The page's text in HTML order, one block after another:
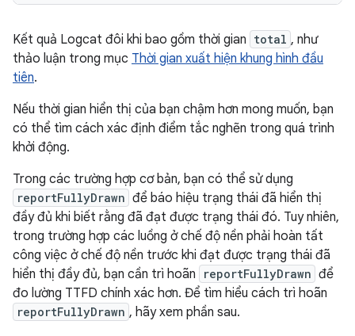
Kết quả Logcat đôi khi bao gồm thời gian total , như
thảo luận trong mục Thời gian xuất hiện khung hình đầu
tiên.
Nếu thời gian hiển thị của bạn chậm hơn mong muốn, bạn
có thể tìm cách xác định điểm tắc nghẽn trong quá trình
khởi động.
Trong các trường hợp cơ bản, bạn có thể sử dụng
reportFullyDrawn để báo hiệu trạng thái đã hiển thị
đầy đủ khi biết rằng đã đạt được trạng thái đó. Tuy nhiên,
trong trường hợp các luồng ở chế độ nền phải hoàn tất
công việc ở chế độ nền trước khi đạt được trạng thái đã
hiển thị đầy đủ, bạn cần trì hoãn
reportFullyDrawn để
đo lường TTFD chính xác hơn. Để tìm hiểu cách trì hoãn
reportFullyDrawn , hãy xem phần sau.